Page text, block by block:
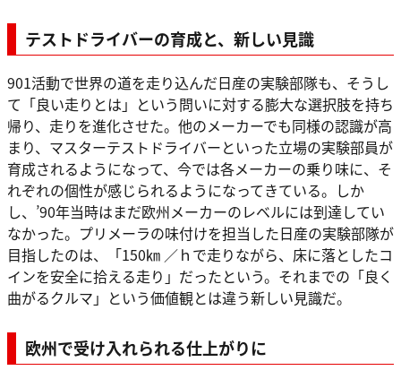
テストドライバーの育成と、新しい見識
901活動で世界の道を走り込んだ日産の実験部隊も、そうし
て「良い走りとは」という問いに対する膨大な選択肢を持ち
帰り、走りを進化させた。他のメーカーでも同様の認識が高
まり、マスターテストドライバーといった立場の実験部員が
育成されるようになって、今では各メーカーの乗り味に、そ
れぞれの個性が感じられるようになってきている。しか
し、’90年当時はまだ欧州メーカーのレベルには到達してい
なかった。プリメーラの味付けを担当した日産の実験部隊が
目指したのは、「150㎞ ／ｈで走りながら、床に落としたコ
インを安全に拾える走り」だったという。それまでの「良く
曲がるクルマ」という価値観とは違う新しい見識だ。
欧州で受け入れられる仕上がりに